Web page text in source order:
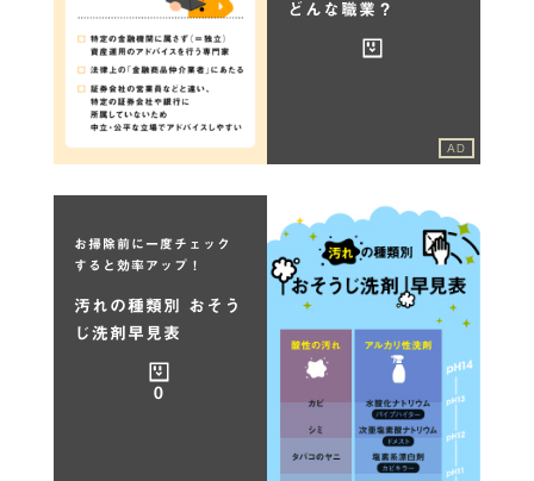
どんな職業？
AD
お掃除前に一度チェック
すると効率アップ！
汚れの種類別 おそう
じ洗剤早見表
0